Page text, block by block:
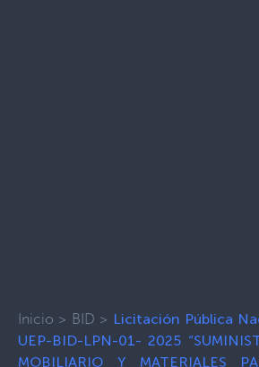
Inicio > BID > Licitación Pública
UEP-BID-LPN-01- 2025
MOBILIARIO Y MATERIALES